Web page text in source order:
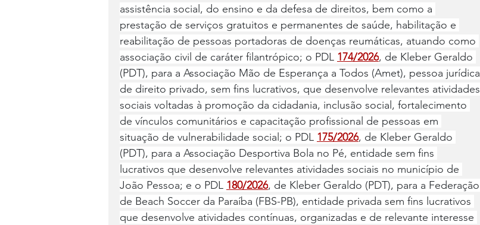
assistência social, do ensino e da defesa de direitos, bem como a
prestação de serviços gratuitos e permanentes de saúde, habilitação e
reabilitação de pessoas portadoras de doenças reumáticas, atuando como
associação civil de caráter filantrópico; o PDL 174/2026, de Kleber Geraldo
(PDT), para a Associação Mão de Esperança a Todos (Amet), pessoa jurídica
de direito privado, sem fins lucrativos, que desenvolve relevantes atividades
sociais voltadas à promoção da cidadania, inclusão social, fortalecimento
de vínculos comunitários e capacitação profissional de pessoas em
situação de vulnerabilidade social; o PDL 175/2026, de Kleber Geraldo
(PDT), para a Associação Desportiva Bola no Pé, entidade sem fins
lucrativos que desenvolve relevantes atividades sociais no município de
João Pessoa; e o PDL 180/2026, de Kleber Geraldo (PDT), para a Federação
de Beach Soccer da Paraíba (FBS-PB), entidade privada sem fins lucrativos
que desenvolve atividades contínuas, organizadas e de relevante interesse